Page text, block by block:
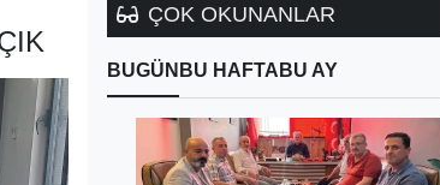
ÇOK OKUNANLAR
BUGÜN BU HAFTA BU AY